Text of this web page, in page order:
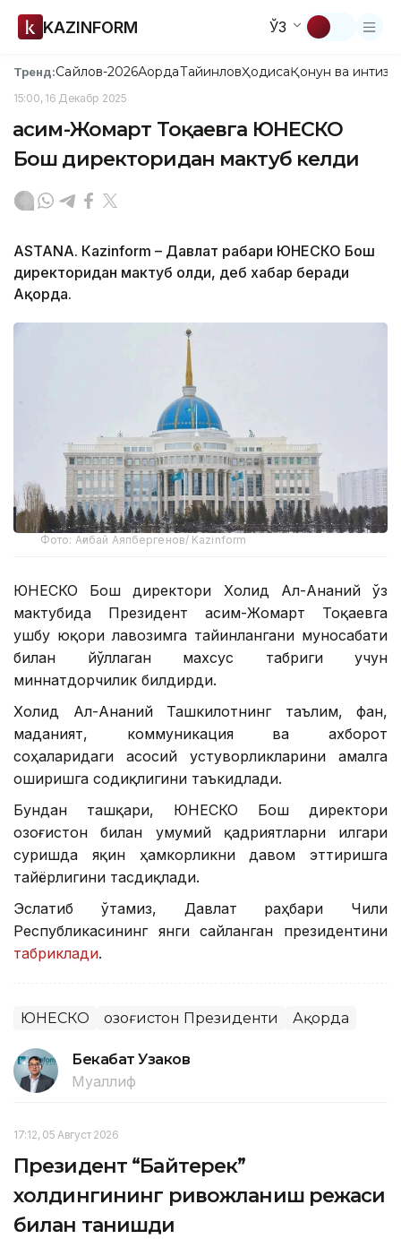
KAZINFORM ЎЗ
Тренд:Сайлов-2026АқордаТайинловҲодисаҚонун ва
15:00, 16 Декабр 2025
Қасим-Жомарт Тоқаевга ЮНEСКО
Бош директоридан мактуб келди
ASTANА. Кazinform – Давлат раҳбари ЮНEСКО Бош
директоридан мактуб олди, деб хабар беради
Ақорда.
Фото: Ағибай Аяпбергенов/ Kazinform
ЮНEСКО Бош директори Холид Ал-Ананий ўз
мактубида Президент Қасим-Жомарт Тоқаевга
ушбу юқори лавозимга тайинлангани муносабати
билан йўллаган махсус табриги учун
миннатдорчилик билдирди.
Холид Ал-Ананий Ташкилотнинг таълим, фан,
маданият, коммуникация ва ахборот
соҳаларидаги асосий устуворликларини амалга
оширишга содиқлигини таъкидлади.
Бундан ташқари, ЮНEСКО Бош директори
Қозоғистон билан умумий қадриятларни илгари
суришда яқин ҳамкорликни давом эттиришга
тайёрлигини тасдиқлади.
Эслатиб ўтамиз, Давлат раҳбари Чили
Республикасининг янги сайланган президентини
табриклади.
ЮНЕСКО Қозоғистон Президенти Ақорда
Бекабат Узаков
Муаллиф
17:12, 05 Август 2026
Президент “Байтерек”
холдингининг ривожланиш режаси
билан танишди